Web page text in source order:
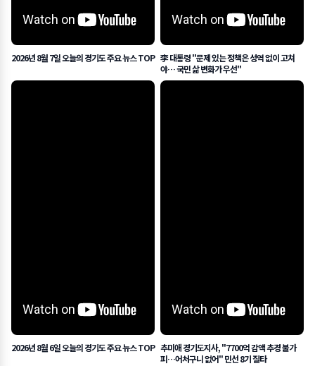
2026년 8월 7일 오늘의 경기도 주요 뉴스 TOP 李 대통령 "문제 있는 정책은 성역 없이 고쳐
야… 국민 삶 변화가 우선"
2026년 8월 6일 오늘의 경기도 주요 뉴스 TOP 추미애 경기도지사, "7700억 감액 추경 불가
피…어처구니 없어" 민선 8기 질타